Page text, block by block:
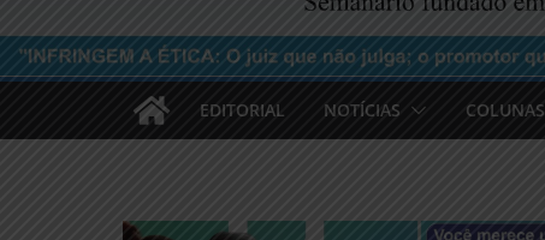
EDITORIAL NOTÍCIAS COLUNAS